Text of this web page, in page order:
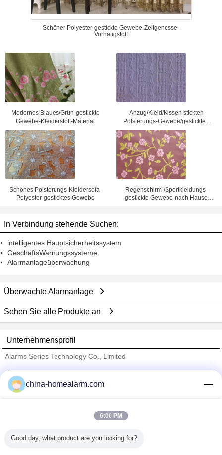
Schöner Polyester-gestickte Gewebe-Zeitgenosse-
Vorhangstoff
Modernes Blaues/Grün-gestickte
Gewebe-Kleiderstoff-Material
Anzug/Kleid/Kissen stickten
Polsterungs-Gewebe/gestickten
Stoff
Schönes Polsterungs-Kleidersofa-
Polyester-gesticktes Gewebe
Regenschirm-/Sportkleidungs-
gestickte Gewebe-nach Hause
In Verbindung stehende Suchen:
intelligentes Hauptsicherheitssystem
GeschäftsWarnungssysteme
Alarmanlageüberwachung
Überwachte Alarmanlage
Sehen Sie alle Produkte an
Unternehmensprofil
Alarms Series Technology Co., Limited
Trust Seal
Verified Suplier
Alle Produkte
china-homealarm.com
6:00 PM
Good day, what product are you looking for?